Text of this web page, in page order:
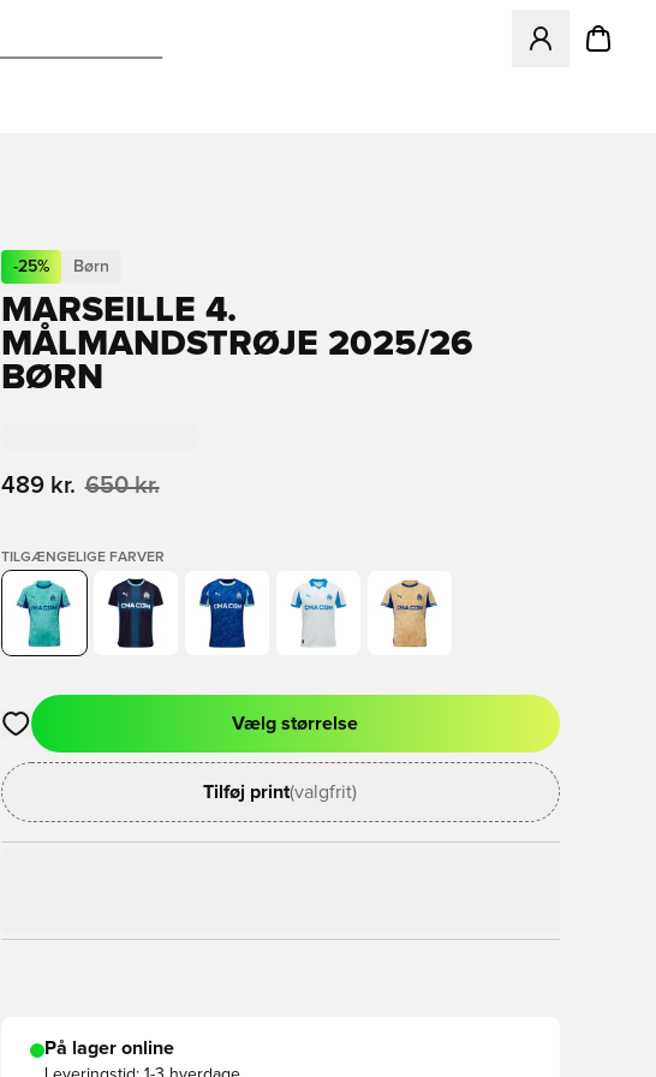
Åbner en
-25% Børn
MARSEILLE 4.
MÅLMANDSTRØJE 2025/26
BØRN
489 kr. 650 kr.
TILGÆNGELIGE FARVER
Åbner en Modal til at logge ind eller tilmelde dig som medlem
Vælg størrelse
Tilføj print(valgfrit)
På lager online